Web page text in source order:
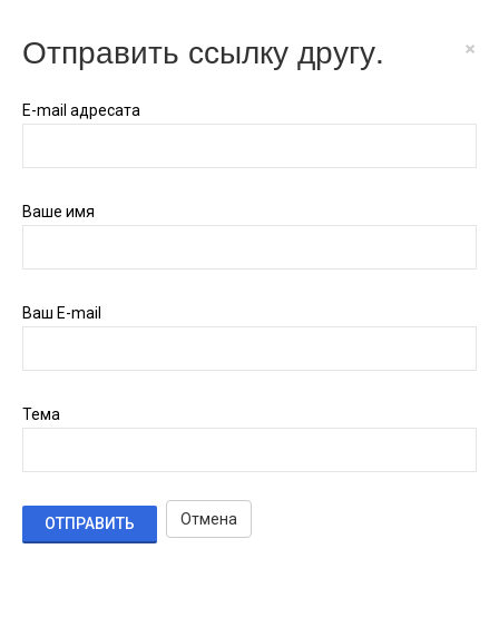
Отправить ссылку другу. ×
E-mail адресата
Ваше имя
Ваш E-mail
Тема
ОТПРАВИТЬ Отмена